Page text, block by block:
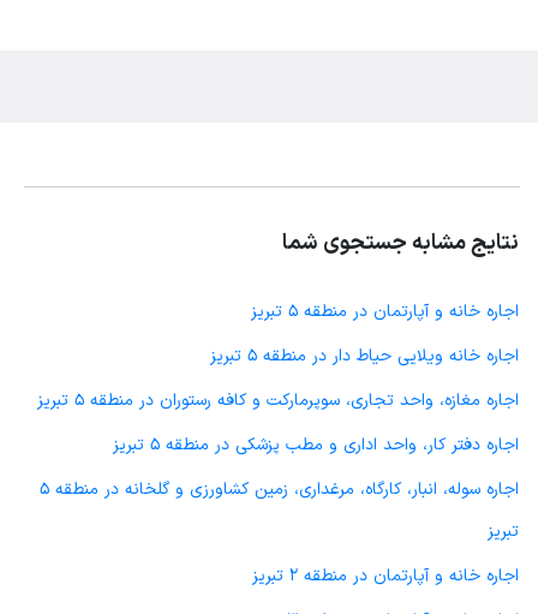
نتایج مشابه جستجوی شما
اجاره خانه و آپارتمان در منطقه 5 تبریز
اجاره خانه ویلایی حیاط دار در منطقه 5 تبریز
اجاره مغازه، واحد تجاری، سوپرمارکت و کافه رستوران در منطقه 5 تبریز
اجاره دفتر کار، واحد اداری و مطب پزشکی در منطقه 5 تبریز
اجاره سوله، انبار، کارگاه، مرغداری، زمین کشاورزی و گلخانه در منطقه 5
تبریز
اجاره خانه و آپارتمان در منطقه 2 تبریز